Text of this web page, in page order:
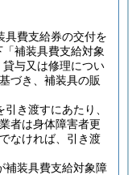
具費支給券の交付を
「補装具費支給対象
貸与又は修理につい
づき、補装具の販
き渡すにあたり、
者は身体障害者更
なければ、引き渡
補装具費支給対象障